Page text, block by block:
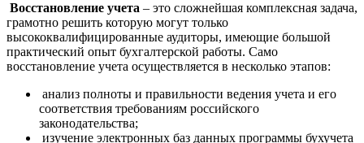
Восстановление учета – это сложнейшая комплексная задача,
грамотно решить которую могут только
высококвалифицированные аудиторы, имеющие большой
практический опыт бухгалтерской работы. Само
восстановление учета осуществляется в несколько этапов:
анализ полноты и правильности ведения учета и его
соответствия требованиям российского
законодательства;
изучение электронных баз данных программы бухучета